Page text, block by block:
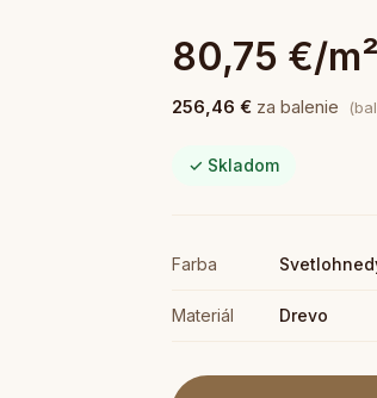
80,75 €/m²
256,46 € za balenie
✓ Skladom
Farba
Materiál Drevo